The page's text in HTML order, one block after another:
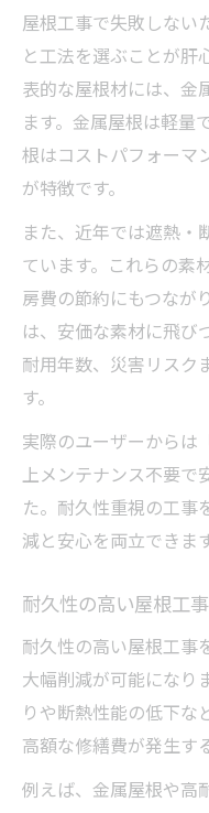
由
耐久性を高
ト
埼玉県の環
とは
急な天候変化
屋根工事で
方法
将来の修繕費を
屋根工事の
影響
準
屋根工事で
び方
修繕費を減ら
屋根工事後の
屋根工事で
較
金属屋根とス
屋根工事の
屋根工事で失敗しない
と工法を選ぶことが肝
表的な屋根材には、金
ます。金属屋根は軽量
根はコストパフォーマ
が特徴です。
また、近年では遮熱・
ています。これらの素
房費の節約にもつなが
は、安価な素材に飛び
耐用年数、災害リスク
す。
実際のユーザーからは
上メンテナンス不要で
た。耐久性重視の工事
減と安心を両立できます
耐久性の高い屋根工
耐久性の高い屋根工事
大幅削減が可能になり
りや断熱性能の低下な
高額な修繕費が発生す
例えば、金属屋根や高